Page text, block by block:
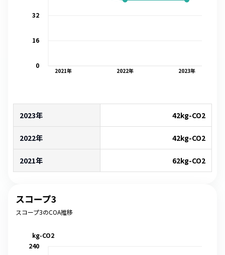
2021年 2022年 2023年
0
16
32
2023年 42kg-CO2
2022年 42kg-CO2
2021年 62kg-CO2
スコープ3
スコープ3のCOA推移
240
kg-CO2